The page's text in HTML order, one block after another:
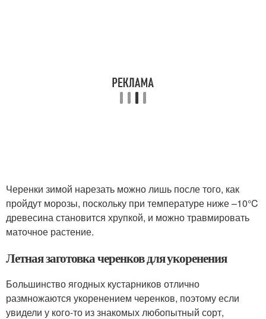
Черенки зимой нарезать можно лишь после того, как
пройдут морозы, поскольку при температуре ниже –10°C
древесина становится хрупкой, и можно травмировать
маточное растение.
Летная заготовка черенков для укоренения
Большинство ягодных кустарников отлично
размножаются укоренением черенков, поэтому если
увидели у кого-то из знакомых любопытный сорт,